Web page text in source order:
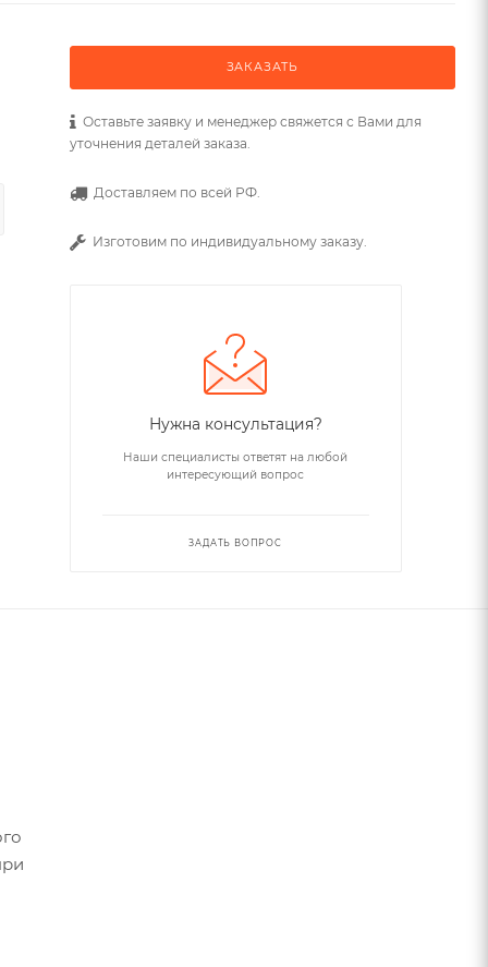
ЗАКАЗАТЬ
Оставьте заявку и менеджер свяжется с Вами для
уточнения деталей заказа.
Доставляем по всей РФ.
Изготовим по индивидуальному заказу.
Нужна консультация?
Наши специалисты ответят на любой
интересующий вопрос
ЗАДАТЬ ВОПРОС